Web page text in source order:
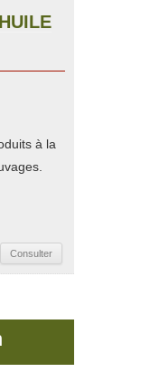
à la
Consulter